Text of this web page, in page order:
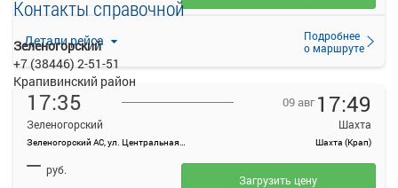
Детали рейса
Подробнее
о маршруте
17:35
Зеленогорский
Зеленогорский АС, ул. Центральная, 36
09 авг 17:49
Шахта
Шахта (Крап)
— руб.
Загрузить цену
Контакты справочной
Зеленогорский
+7 (38446) 2-51-51
Крапивинский район